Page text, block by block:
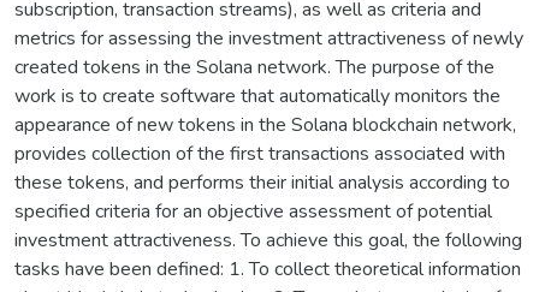
subscription, transaction streams), as well as criteria and
metrics for assessing the investment attractiveness of newly
created tokens in the Solana network. The purpose of the
work is to create software that automatically monitors the
appearance of new tokens in the Solana blockchain network,
provides collection of the first transactions associated with
these tokens, and performs their initial analysis according to
specified criteria for an objective assessment of potential
investment attractiveness. To achieve this goal, the following
tasks have been defined: 1. To collect theoretical information